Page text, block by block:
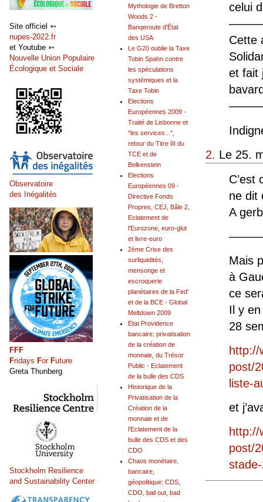
celui
Cette
et fait
2. Le 25.
C’est
ne dit
A
Mais
à
ce
Il y
28
http://
post/
liste-
et
http://
post/
Mythologie de Bretton
Woods 2 -
Banqeroute d'État
des USA
Le G20 oublie la Taxe
Tobin Spahn contre
les spéculations
systémiques et la
Taxe Tobin
Elections
Européennes 2009 -
Traité de Lisbonne et
"les services...",
retour du Titre III du
TCE et de
Bolkenstein
Elections
Européennes 09 -
Directive Fonds
Propres, CEJ, Bâle 2,
Eclatement de
l'Eurozone, euro-glut
et livre-euro
2ème Crise des
surliquidités,
mensonge et
escroquerie
planétaires de la Fed'
et de la BCE - Global
Meltdown 2009
Etat Providence
bancaire: privatisation
de la création de
monnaie, du Trésor
Public - Eclatement
de la bulle des CDS
Historique de la
Privatisation de la
Création de la
monnaie et de
l'Eclatement de la
bulle des CDS et des
CDO
Chaos monétaire,
bancaire,
géopolitique: CDS,
CDO, bail out, bad
Site officiel ➳
nupes-2022.fr
et Youtube ➳
Nouvelle Union Populaire
Écologique et Sociale
Observatoire
des Inégalités
FFF
Fridays For Future
Greta Thunberg
Stockholm Resilience
and Sustainability Center